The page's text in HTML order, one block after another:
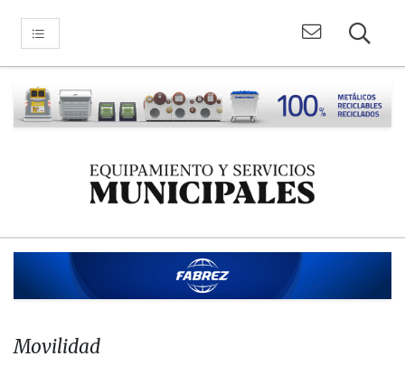
Movilidad